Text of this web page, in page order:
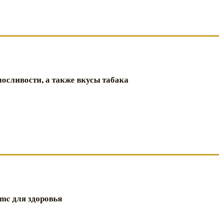
а также вкусы табака
для здоровья